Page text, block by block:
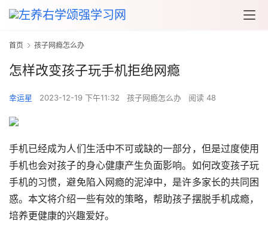
首页 孩子网瘾怎么办
怎样改变孩子玩手机拒绝网瘾
幸运星 2023-12-19 下午11:32 孩子网瘾怎么办 阅读 48
手机已经成为人们生活中不可或缺的一部分，但是过度使用
手机也会对孩子的身心健康产生负面影响。如何改变孩子玩
手机的习惯，避免陷入网瘾的泥淖中，是许多家长的共同困
惑。本文将介绍一些有效的策略，帮助孩子摆脱手机成瘾，
培养更健康的兴趣爱好。